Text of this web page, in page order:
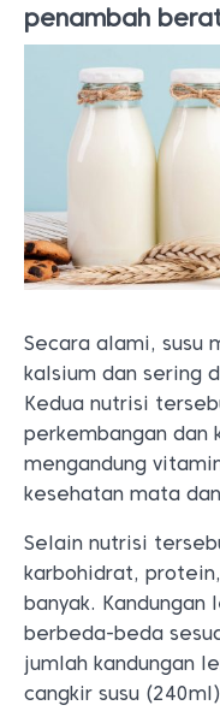
penambah
Secara alami, susu
kalsium dan sering
Kedua nutrisi
perkembangan dan
mengandung
kesehatan mata
Selain nutrisi
karbohidrat,
banyak. Kandungan
berbeda-beda
jumlah kandungan
cangkir susu